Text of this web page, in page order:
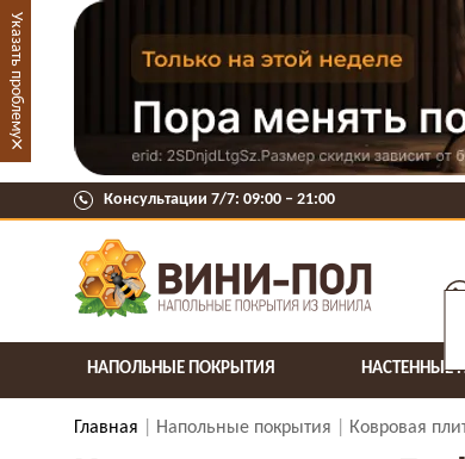
Консультации 7/7: 09:00 ‒ 21:00
НАПОЛЬНЫЕ ПОКРЫТИЯ НАСТЕННЫЕ
Главная Напольные покрытия Ковровая
Указать проблему
×